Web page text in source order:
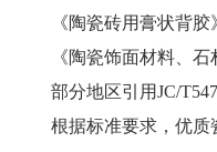
《陶瓷砖用膏状背胶
《陶瓷饰面材料、石
部分地区引用JC/
根据标准要求，优质